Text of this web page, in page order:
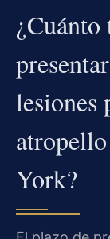
lesiones
York?